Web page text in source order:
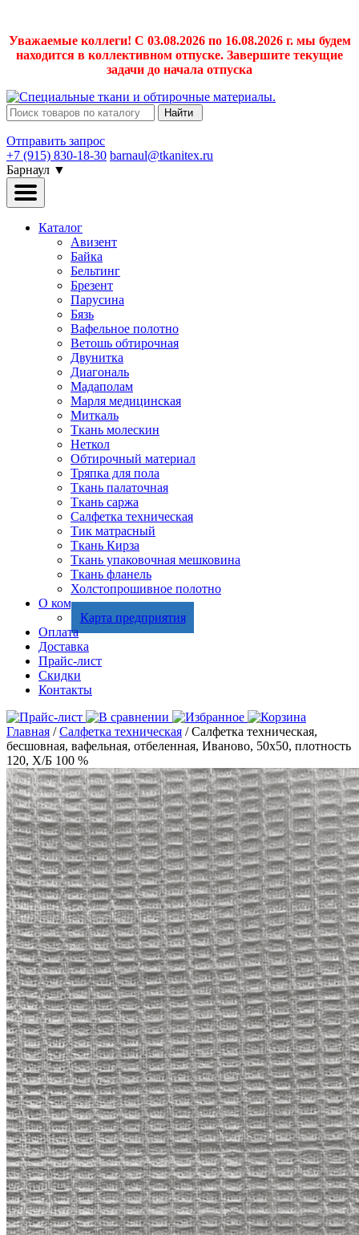
Уважаемые коллеги! С 03.08.2026 по 16.08.2026 г. мы будем
находится в коллективном отпуске. Завершите текущие
задачи до начала отпуска
Найти
Отправить запрос
+7 (915) 830-18-30 barnaul@tkanitex.ru
Барнаул ▼
Каталог
Авизент
Байка
Бельтинг
Брезент
Парусина
Бязь
Вафельное полотно
Ветошь обтирочная
Двунитка
Диагональ
Мадаполам
Марля медицинская
Миткаль
Ткань молескин
Неткол
Обтирочный материал
Тряпка для пола
Ткань палаточная
Ткань саржа
Салфетка техническая
Тик матрасный
Ткань Кирза
Ткань упаковочная мешковина
Ткань фланель
Холстопрошивное полотно
О компании
Карта предприятия
Оплата
Доставка
Прайс-лист
Скидки
Контакты
Главная /Салфетка техническая / Салфетка техническая,
бесшовная, вафельная, отбеленная, Иваново, 50х50, плотность
120, Х/Б 100 %